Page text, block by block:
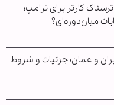
کارتر برای ترامپ؛
میان‌دوره‌ای؟
و عمان؛ جزئیات و شروط